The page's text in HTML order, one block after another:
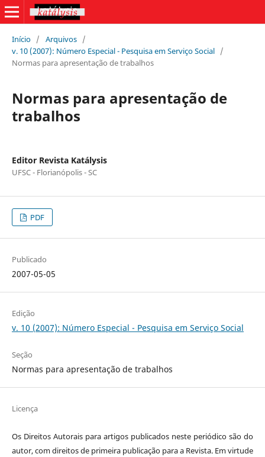
Início / Arquivos /
v. 10 (2007): Número Especial - Pesquisa em Serviço Social /
Normas para apresentação de trabalhos
Normas para apresentação de
trabalhos
Editor Revista Katálysis
UFSC - Florianópolis - SC
PDF
Publicado
2007-05-05
Edição
v. 10 (2007): Número Especial - Pesquisa em Serviço Social
Seção
Normas para apresentação de trabalhos
Licença
Os Direitos Autorais para artigos publicados neste periódico são do
autor, com direitos de primeira publicação para a Revista. Em virtude